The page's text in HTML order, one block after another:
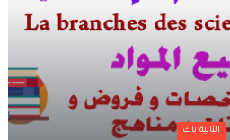
ومساطر الاستفادة
الثانية باك